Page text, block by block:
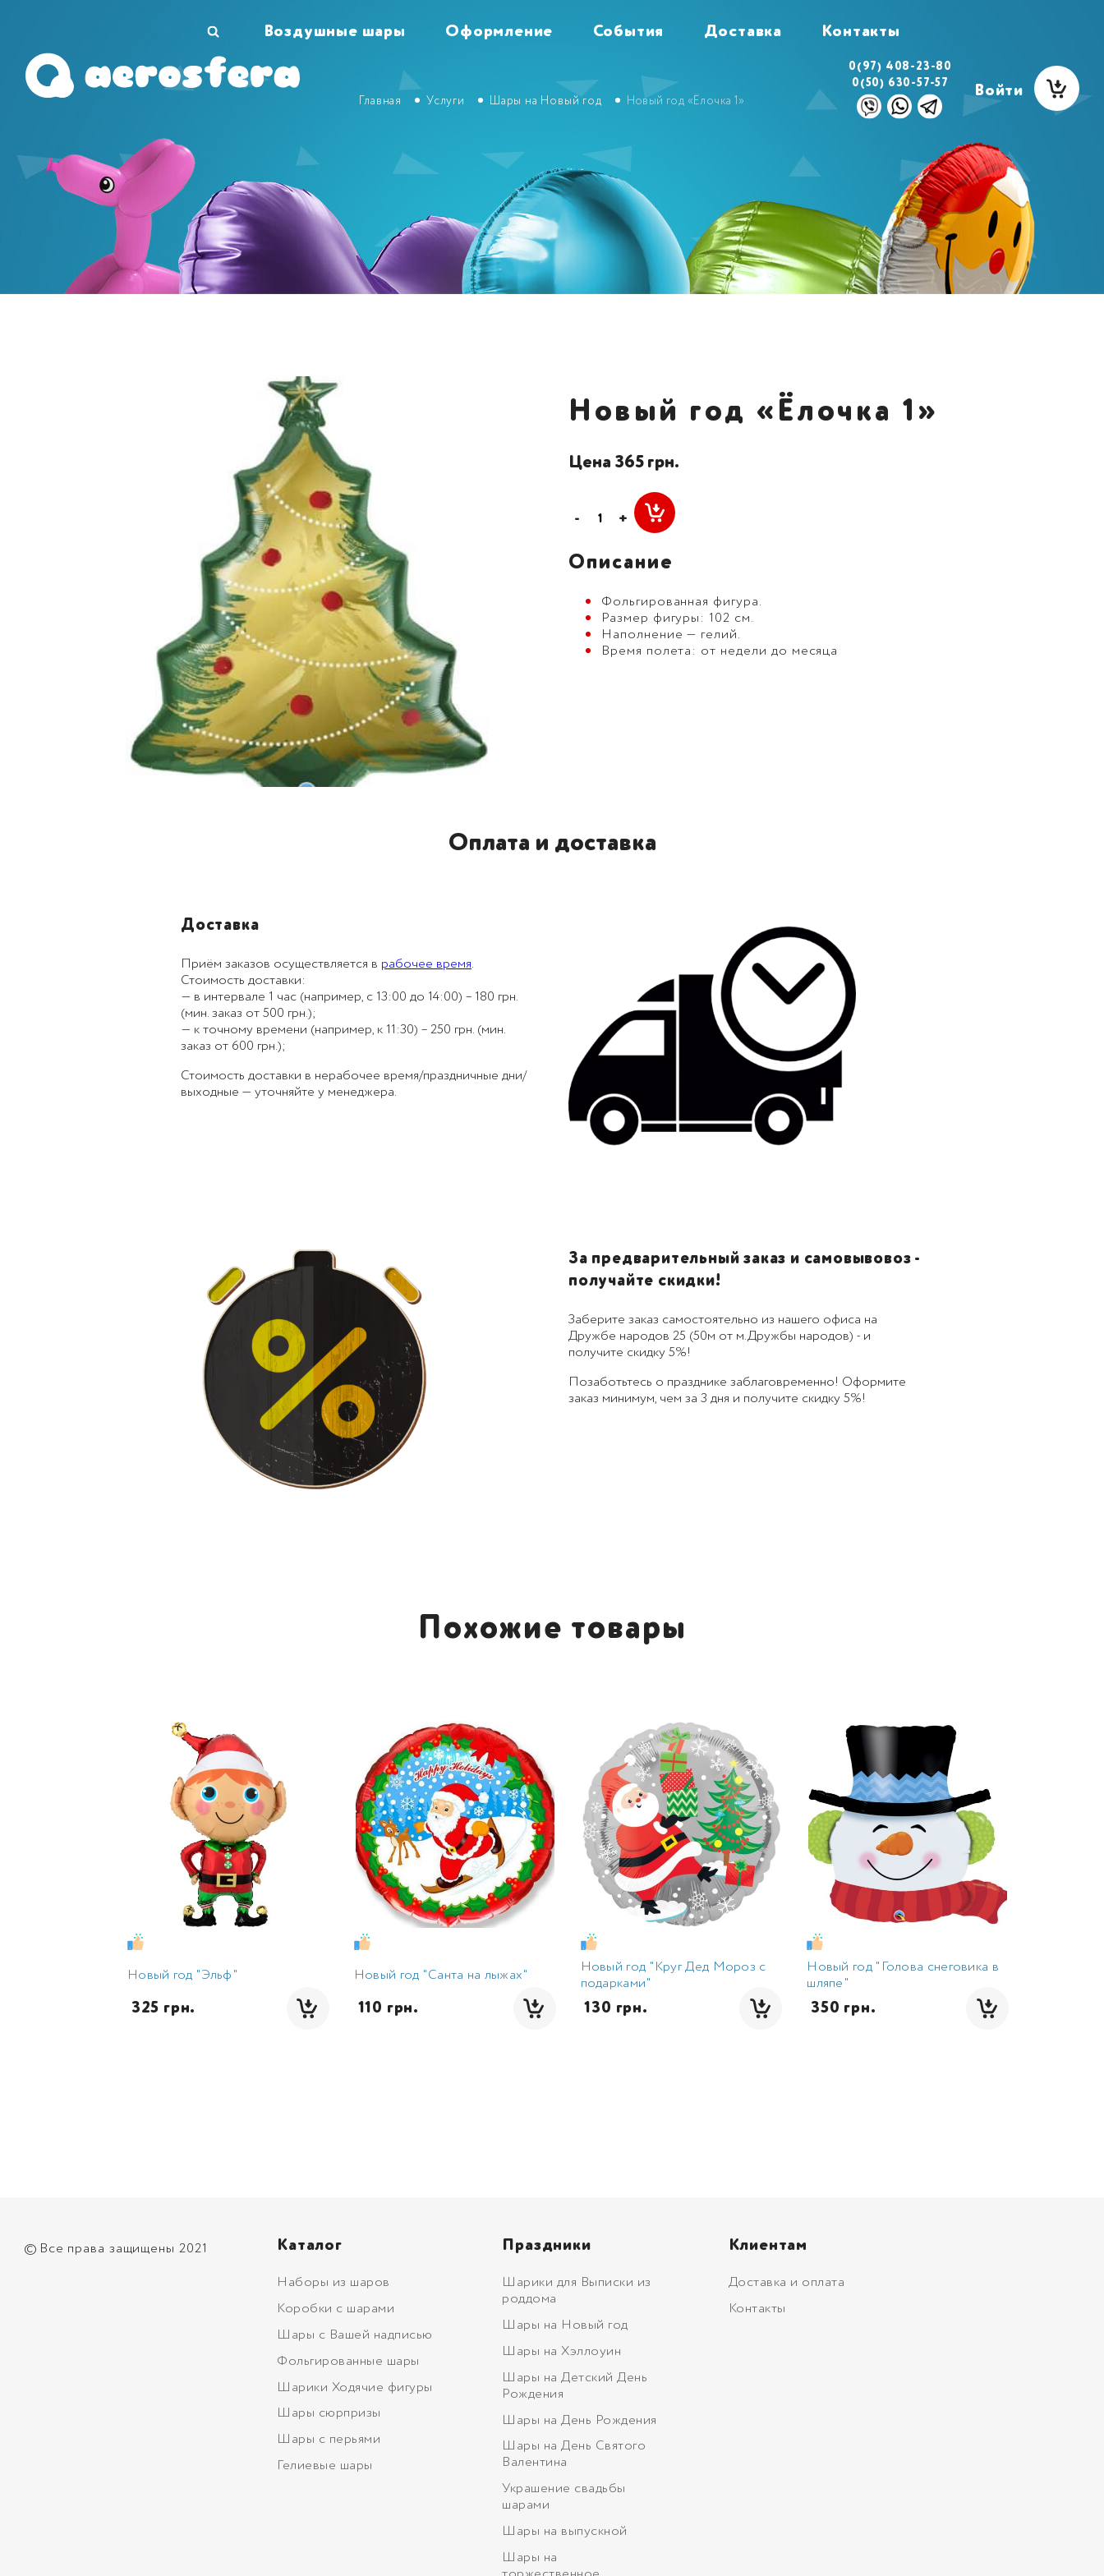
Воздушные шары Оформление События Доставка Контакты
0(97) 408-23-80
0(50) 630-57-57
Войти
Главная Услуги Шары на Новый год Новый год «Ёлочка 1»
Новый год «Ёлочка 1»
Цена 365 грн.
- +
Описание
Фольгированная фигура.
Размер фигуры: 102 см.
Наполнение — гелий.
Время полета: от недели до месяца
Оплата и доставка
Доставка
Приём заказов осуществляется в рабочее время.
Стоимость доставки:
— в интервале 1 час (например, с 13:00 до 14:00) – 180 грн.
(мин. заказ от 500 грн.);
— к точному времени (например, к 11:30) – 250 грн. (мин.
заказ от 600 грн.);
Стоимость доставки в нерабочее время/праздничные дни/
выходные — уточняйте у менеджера.
За предварительный заказ и самовывовоз -
получайте скидки!
Заберите заказ самостоятельно из нашего офиса на
Дружбе народов 25 (50м от м.Дружбы народов) - и
получите скидку 5%!
Позаботьтесь о празднике заблаговременно! Оформите
заказ минимум, чем за 3 дня и получите скидку 5%!
Похожие товары
Новый год "Эльф"
325 грн.
Новый год "Санта на лыжах"
110 грн.
Новый год "Круг Дед Мороз с
подарками"
130 грн.
Новый год "Голова снеговика в
шляпе"
350 грн.
©Все права защищены 2021 Каталог
Наборы из шаров
Коробки с шарами
Шары с Вашей надписью
Фольгированные шары
Шарики Ходячие фигуры
Шары сюрпризы
Шары с перьями
Гелиевые шары
Праздники
Шарики для Выписки из
роддома
Шары на Новый год
Шары на Хэллоуин
Шары на Детский День
Рождения
Шары на День Рождения
Шары на День Святого
Валентина
Украшение свадьбы
шарами
Шары на выпускной
Шары на
Клиентам
Доставка и оплата
Контакты